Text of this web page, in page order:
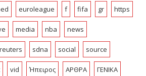
euroleague f fifa gr https
media nba news
reuters sdna social source
vid Ήπειρος ΑΡΘΡΑ ΓΕΝΙΚΑ